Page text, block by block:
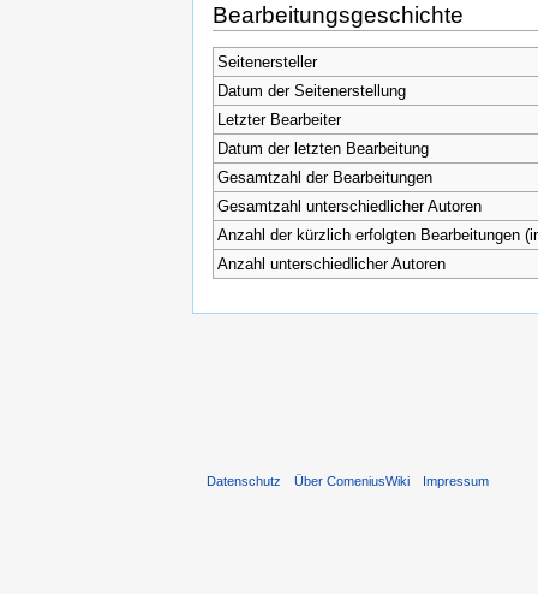
Bearbeitungsgeschichte
Seitenersteller
Datum der Seitenerstellung
Letzter Bearbeiter
Datum der letzten Bearbeitung
Gesamtzahl der Bearbeitungen
Gesamtzahl unterschiedlicher Autoren
Anzahl der kürzlich erfolgten Bearbeitungen
Anzahl unterschiedlicher Autoren
Datenschutz Über ComeniusWiki Impressum